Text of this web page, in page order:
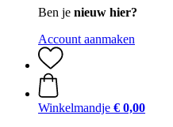
Ben je nieuw hier?
Account aanmaken
Winkelmandje € 0,00